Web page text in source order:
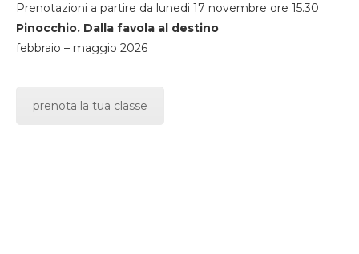
Prenotazioni a partire da lunedi 17 novembre ore 15.30
Pinocchio. Dalla favola al destino
febbraio – maggio 2026
prenota la tua classe